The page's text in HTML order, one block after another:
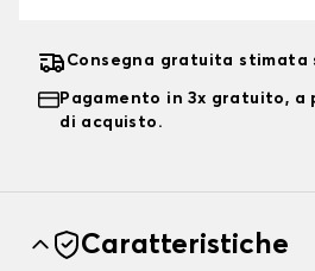
Consegna gratuita stimata
Pagamento in 3x gratuito, a
di acquisto.
Caratteristiche